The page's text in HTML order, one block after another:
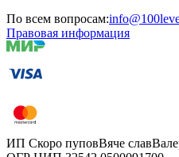
По всем вопросам:
Правовая информация
ИП Скоро пуповВяче слав